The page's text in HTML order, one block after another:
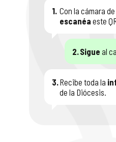
1. Con la cámara
escanéa este
2.Sigue al
3.Recibe toda la
de la Diócesis.